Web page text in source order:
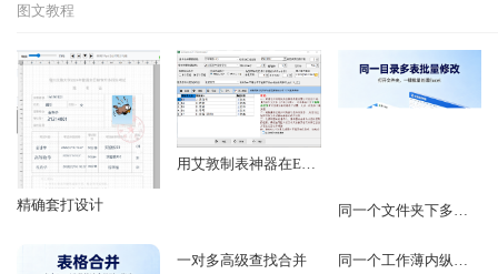
图文教程
精确套打设计
一对多高级查找合并